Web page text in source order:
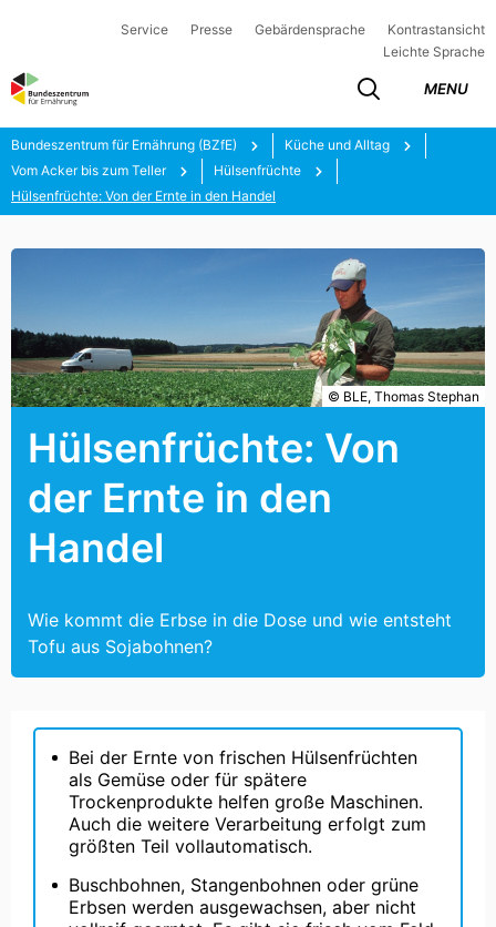
Service Presse Gebärdensprache
Kontrastansicht
Leichte Sprache
MENU
Bundeszentrum für Ernährung (BZfE)
Küche und Alltag
Vom Acker bis zum Teller
Hülsenfrüchte
Hülsenfrüchte: Von der Ernte in den Handel
Hülsenfrüchte: Von
der Ernte in den
Handel
Wie kommt die Erbse in die Dose und wie entsteht
Tofu aus Sojabohnen?
© BLE, Thomas Stephan
Bei der Ernte von frischen Hülsenfrüchten
als Gemüse oder für spätere
Trockenprodukte helfen große Maschinen.
Auch die weitere Verarbeitung erfolgt zum
größten Teil vollautomatisch.
Buschbohnen, Stangenbohnen oder grüne
Erbsen werden ausgewachsen, aber nicht